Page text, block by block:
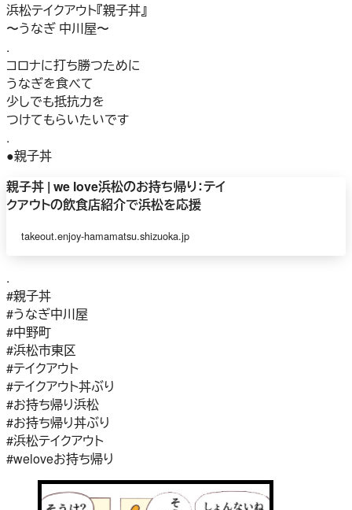
浜松テイクアウト『親子丼』
〜うなぎ 中川屋〜
.
コロナに打ち勝つために
うなぎを食べて
少しでも抵抗力を
つけてもらいたいです
.
●親子丼
親子丼 | we love浜松のお持ち帰り：テイ
クアウトの飲食店紹介で浜松を応援
takeout.enjoy-hamamatsu.shizuoka.jp
.
#親子丼
#うなぎ中川屋
#中野町
#浜松市東区
#テイクアウト
#テイクアウト丼ぶり
#お持ち帰り浜松
#お持ち帰り丼ぶり
#浜松テイクアウト
#weloveお持ち帰り